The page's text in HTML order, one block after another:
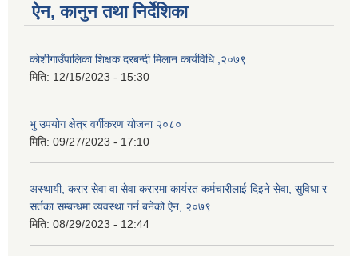
ऐन, कानुन तथा निर्देशिका
कोशीगाउँपालिका शिक्षक दरबन्दी मिलान कार्यविधि ,२०७९
मिति: 12/15/2023 - 15:30
भु उपयोग क्षेत्र वर्गीकरण योजना २०८०
मिति: 09/27/2023 - 17:10
अस्थायी, करार सेवा वा सेवा करारमा कार्यरत कर्मचारीलाई दिइने सेवा, सुविधा र
सर्तका सम्बन्धमा व्यवस्था गर्न बनेको ऐन, २०७९ ‍.
मिति: 08/29/2023 - 12:44